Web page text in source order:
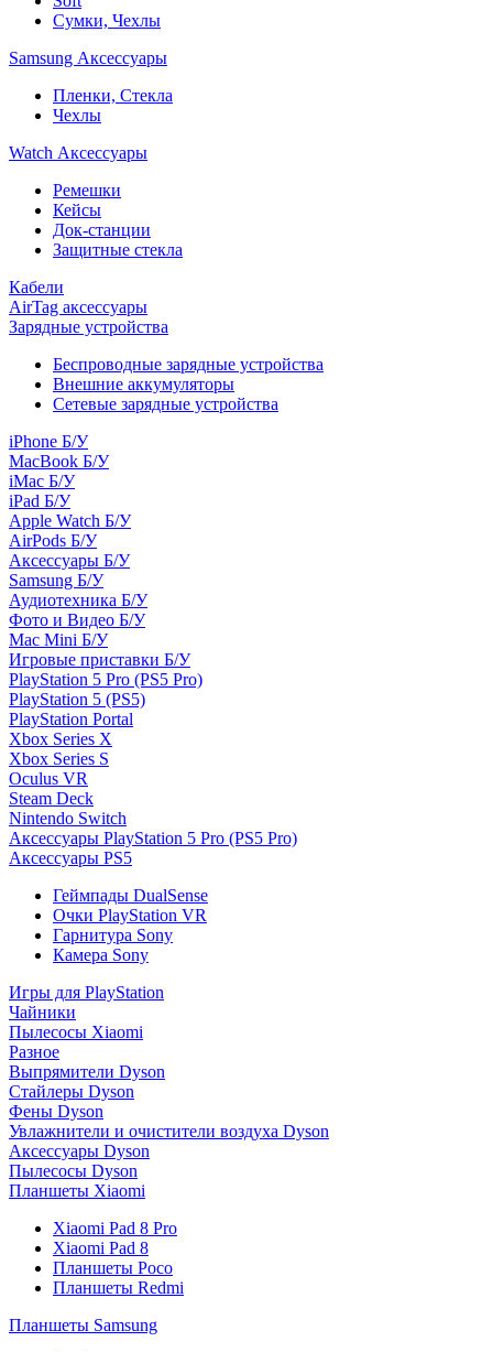
Сумки, Чехлы
Samsung Аксессуары
Пленки, Стекла
Чехлы
Watch Аксессуары
Ремешки
Кейсы
Док-станции
Защитные стекла
Кабели
AirTag аксессуары
Зарядные устройства
Беспроводные зарядные устройства
Внешние аккумуляторы
Сетевые зарядные устройства
iPhone Б/У
MacBook Б/У
iMac Б/У
iPad Б/У
Apple Watch Б/У
AirPods Б/У
Аксессуары Б/У
Samsung Б/У
Аудиотехника Б/У
Фото и Видео Б/У
Mac Mini Б/У
Игровые приставки Б/У
PlayStation 5 Pro (PS5 Pro)
PlayStation 5 (PS5)
PlayStation Portal
Xbox Series X
Xbox Series S
Oculus VR
Steam Deck
Nintendo Switch
Аксессуары PlayStation 5 Pro (PS5 Pro)
Аксессуары PS5
Геймпады DualSense
Очки PlayStation VR
Гарнитура Sony
Камера Sony
Игры для PlayStation
Чайники
Пылесосы Xiaomi
Разное
Выпрямители Dyson
Стайлеры Dyson
Фены Dyson
Увлажнители и очистители воздуха Dyson
Аксессуары Dyson
Пылесосы Dyson
Планшеты Xiaomi
Xiaomi Pad 8 Pro
Xiaomi Pad 8
Планшеты Poco
Планшеты Redmi
Планшеты Samsung